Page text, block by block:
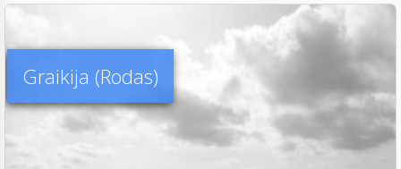
Graikija (Rodas)